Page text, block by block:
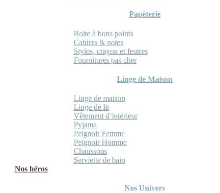
Papèterie
Boite à bons points
Cahiers & notes
Stylos, crayon et feutres
Fournitures pas cher
Linge de Maison
Linge de maison
Linge de lit
Vêtement d’intérieur
Pyjama
Peignoir Femme
Peignoir Homme
Chaussons
Serviette de bain
Nos héros
Nos Univers